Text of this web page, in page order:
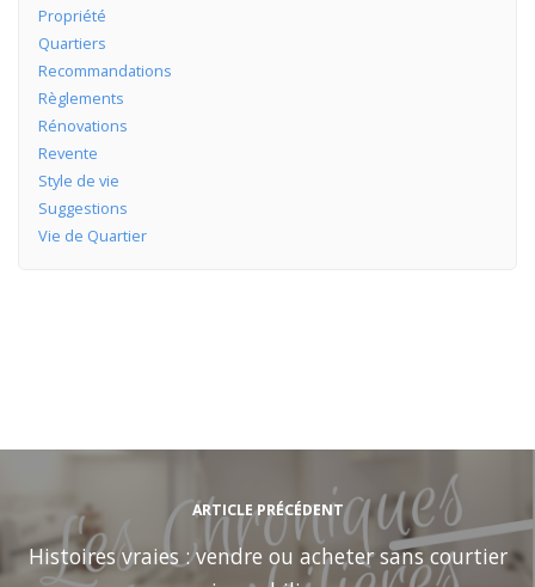
Propriété
Quartiers
Recommandations
Règlements
Rénovations
Revente
Style de vie
Suggestions
Vie de Quartier
ARTICLE PRÉCÉDENT
Histoires vraies : vendre ou acheter sans courtier